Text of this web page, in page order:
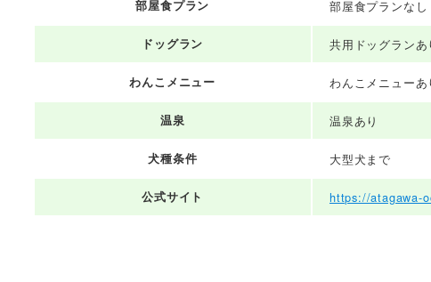
部屋食プラン 部屋食プランなし
ドッグラン 共用ドッグランあ
わんこメニュー わんこメニューあ
温泉 温泉あり
犬種条件 大型犬まで
公式サイト https://atagawa-